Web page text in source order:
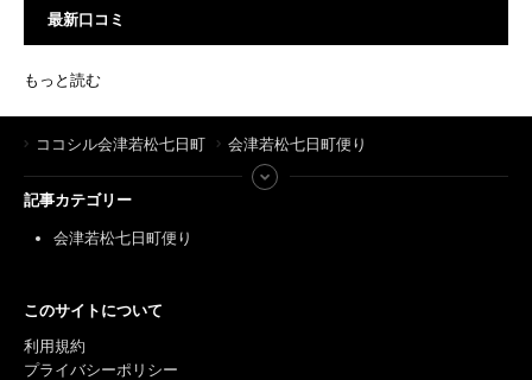
最新口コミ
もっと読む
ココシル会津若松七日町 会津若松七日町便り
記事カテゴリー
会津若松七日町便り
このサイトについて
利用規約
プライバシーポリシー